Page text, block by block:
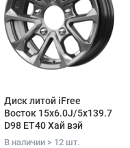
Диск литой iFree
Восток 15x6.0J/5x139.7
D98 ET40 Хай вэй
В наличии > 12 шт.